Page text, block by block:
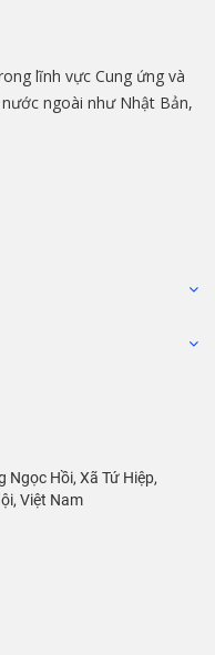
lĩnh vực Cung ứng và
ngoài như Nhật Bản,
Ngọc Hồi, Xã Tứ Hiệp,
Việt Nam